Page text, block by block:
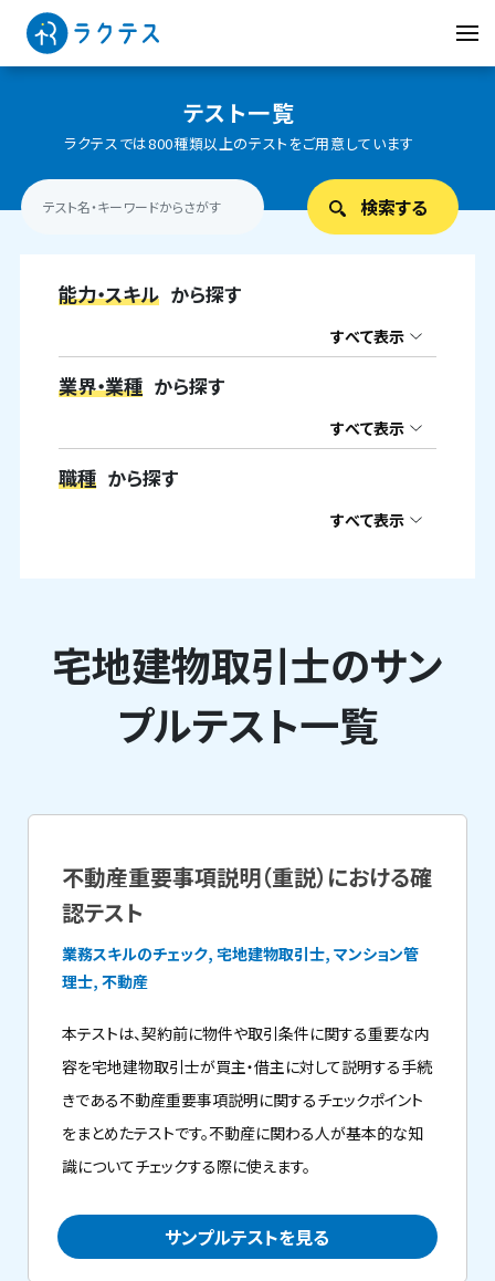
テスト一覧
ラクテスでは800種類以上のテストをご用意しています
能力・スキル から探す
すべて表示
業界・業種 から探す
すべて表示
職種 から探す
すべて表示
宅地建物取引士のサン
プルテスト一覧
不動産重要事項説明（重説）における確
認テスト
業務スキルのチェック, 宅地建物取引士, マンション管
理士, 不動産
本テストは、契約前に物件や取引条件に関する重要な内
容を宅地建物取引士が買主・借主に対して説明する手続
きである不動産重要事項説明に関するチェックポイント
をまとめたテストです。不動産に関わる人が基本的な知
識についてチェックする際に使えます。
サンプルテストを見る